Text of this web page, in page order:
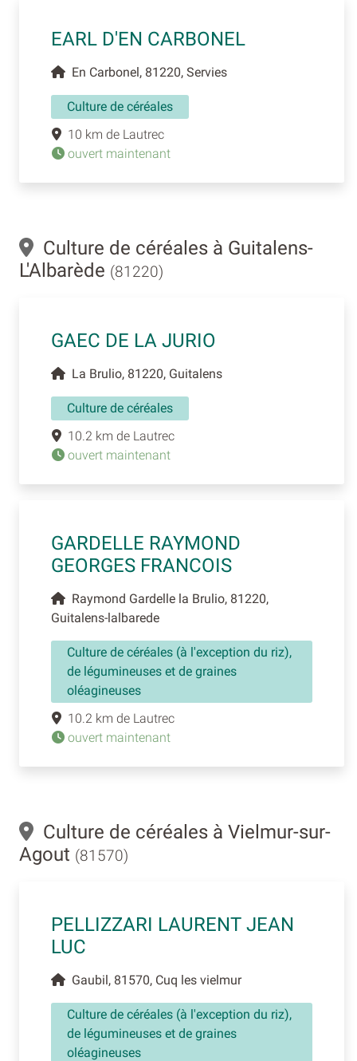
EARL D'EN CARBONEL
En Carbonel, 81220, Servies
Culture de céréales
10 km de Lautrec
ouvert maintenant
Culture de céréales à Guitalens-
L'Albarède (81220)
GAEC DE LA JURIO
La Brulio, 81220, Guitalens
Culture de céréales
10.2 km de Lautrec
ouvert maintenant
GARDELLE RAYMOND
GEORGES FRANCOIS
Raymond Gardelle la Brulio, 81220,
Guitalens-lalbarede
Culture de céréales (à l'exception du riz),
de légumineuses et de graines
oléagineuses
10.2 km de Lautrec
ouvert maintenant
Culture de céréales à Vielmur-sur-
Agout (81570)
PELLIZZARI LAURENT JEAN
LUC
Gaubil, 81570, Cuq les vielmur
Culture de céréales (à l'exception du riz),
de légumineuses et de graines
oléagineuses